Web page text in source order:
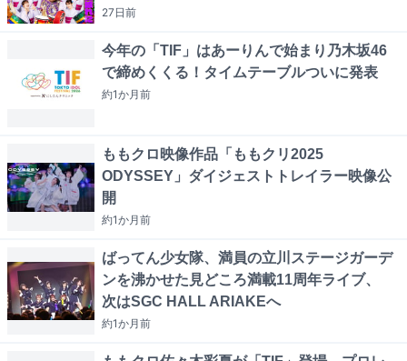
27日前
今年の「TIF」はあーりんで始まり乃木坂46
で締めくくる！タイムテーブルついに発表
約1か月前
ももクロ映像作品「ももクリ2025
ODYSSEY」ダイジェストトレイラー映像公
開
約1か月前
ばってん少女隊、満員の立川ステージガーデ
ンを沸かせた見どころ満載11周年ライブ、
次はSGC HALL ARIAKEへ
約1か月前